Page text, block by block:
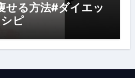
せる方法#ダイエッ
ピ